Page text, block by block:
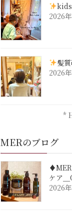
2026
髪
2026
*
MERのブログ
ケア
2026